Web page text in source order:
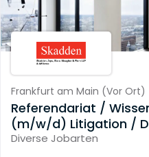
Frankfurt am Main (Vor Ort)
Referendariat /
(m/w/d) Litigation /
Diverse Jobarten